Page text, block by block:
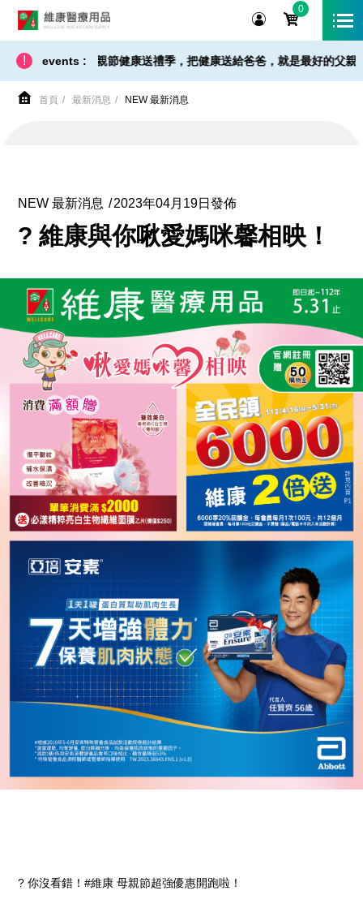
0
! events :
- 小提醒】父親節健康送禮季，把健康送給爸爸，就是最好的父親節
首頁 最新消息 NEW 最新消息
NEW 最新消息 2023年04月19日發佈
? 維康與你啾愛媽咪馨相映！
? 你沒看錯！#維康 母親節超強優惠開跑啦！